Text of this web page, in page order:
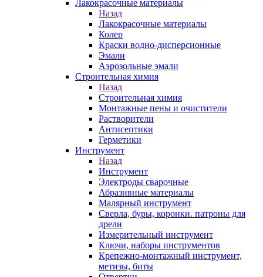
Лакокрасочные материалы
Назад
Лакокрасочные материалы
Колер
Краски водно-дисперсионные
Эмали
Аэрозольные эмали
Строительная химия
Назад
Строительная химия
Монтажные пены и очистители
Растворители
Антисептики
Герметики
Инструмент
Назад
Инструмент
Электроды сварочные
Абразивные материалы
Малярный инструмент
Сверла, буры, коронки. патроны для
дрели
Измерительный инструмент
Ключи, наборы инструментов
Крепежно-монтажный инструмент,
метизы, биты